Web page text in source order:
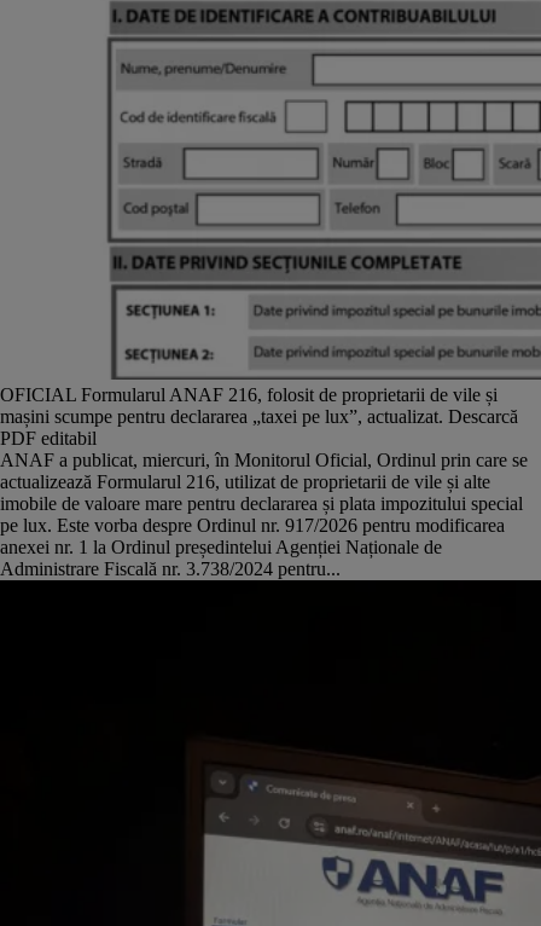
OFICIAL Formularul ANAF 216, folosit de proprietarii de vile și
mașini scumpe pentru declararea „taxei pe lux”, actualizat. Descarcă
PDF editabil
ANAF a publicat, miercuri, în Monitorul Oficial, Ordinul prin care se
actualizează Formularul 216, utilizat de proprietarii de vile și alte
imobile de valoare mare pentru declararea și plata impozitului special
pe lux. Este vorba despre Ordinul nr. 917/2026 pentru modificarea
anexei nr. 1 la Ordinul președintelui Agenției Naționale de
Administrare Fiscală nr. 3.738/2024 pentru...